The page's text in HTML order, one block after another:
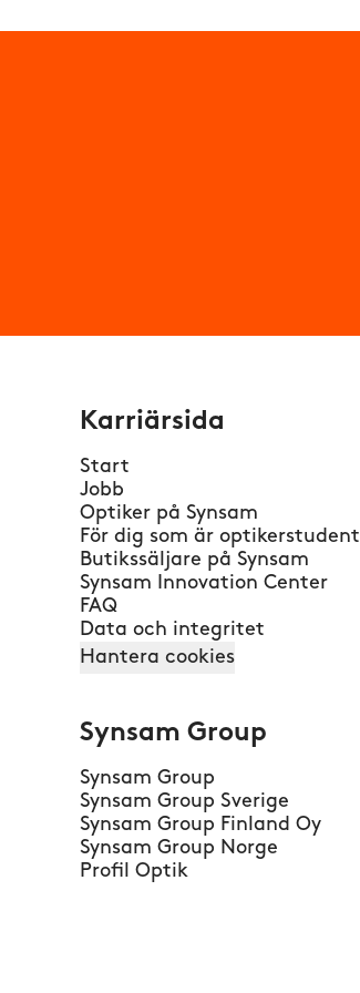
Karriärsida
Start
Jobb
Optiker på Synsam
För dig som är optikerstudent
Butikssäljare på Synsam
Synsam Innovation Center
FAQ
Data och integritet
Hantera cookies
Synsam Group
Synsam Group
Synsam Group Sverige
Synsam Group Finland Oy
Synsam Group Norge
Profil Optik